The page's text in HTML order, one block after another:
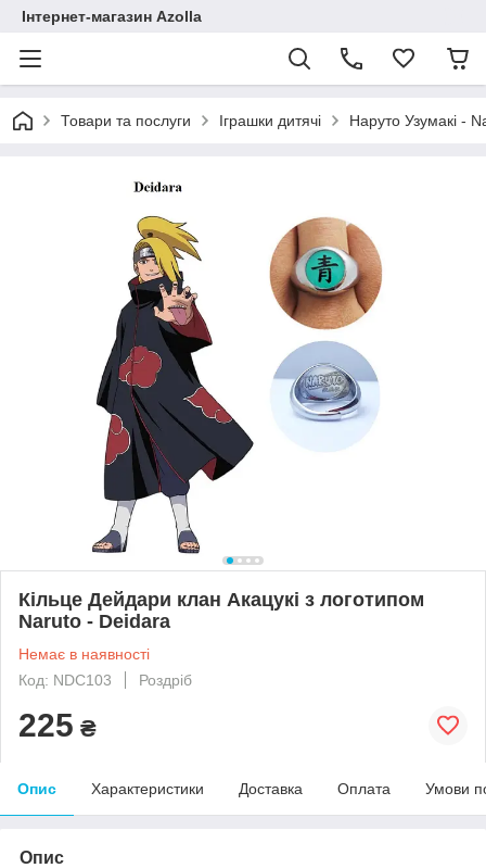
Інтернет-магазин Azolla
Товари та послуги Іграшки дитячі Наруто Узумакі -
Кільце Дейдари клан Акацукі з логотипом
Naruto - Deidara
Немає в наявності
Код: NDC103
Роздріб
225 ₴
Опис Характеристики Доставка Оплата Умови
Опис